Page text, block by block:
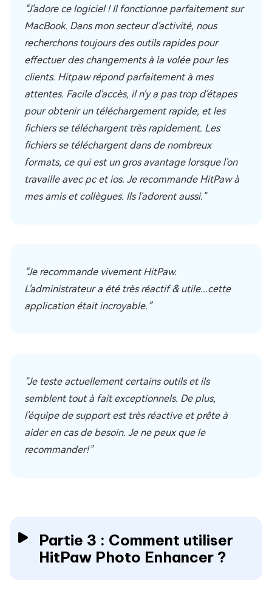
“J'adore ce logiciel ! Il fonctionne parfaitement sur
MacBook. Dans mon secteur d'activité, nous
recherchons toujours des outils rapides pour
effectuer des changements à la volée pour les
clients. Hitpaw répond parfaitement à mes
attentes. Facile d'accès, il n'y a pas trop d'étapes
pour obtenir un téléchargement rapide, et les
fichiers se téléchargent très rapidement. Les
fichiers se téléchargent dans de nombreux
formats, ce qui est un gros avantage lorsque l'on
travaille avec pc et ios. Je recommande HitPaw à
mes amis et collègues. Ils l'adorent aussi."
“Je recommande vivement HitPaw.
L'administrateur a été très réactif & utile...cette
application était incroyable.”
“Je teste actuellement certains outils et ils
semblent tout à fait exceptionnels. De plus,
l'équipe de support est très réactive et prête à
aider en cas de besoin. Je ne peux que le
recommander!”
Partie 3 : Comment utiliser
HitPaw Photo Enhancer ?